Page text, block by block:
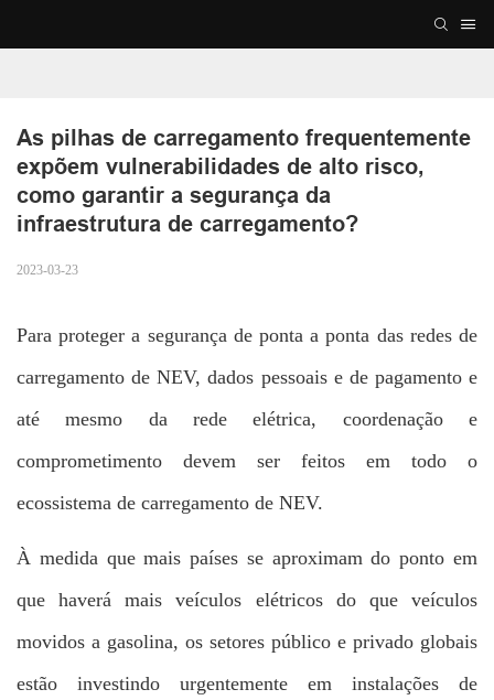
As pilhas de carregamento frequentemente
expõem vulnerabilidades de alto risco,
como garantir a segurança da
infraestrutura de carregamento?
2023-03-23
Para proteger a segurança de ponta a ponta das redes de
carregamento de NEV, dados pessoais e de pagamento e
até mesmo da rede elétrica, coordenação e
comprometimento devem ser feitos em todo o
ecossistema de carregamento de NEV.
À medida que mais países se aproximam do ponto em
que haverá mais veículos elétricos do que veículos
movidos a gasolina, os setores público e privado globais
estão investindo urgentemente em instalações de